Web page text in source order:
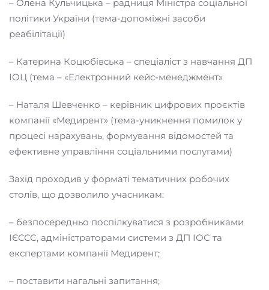
– Олена Кульчицька – радниця Міністра соціальної
політики України (тема-допоміжні засоби
реабілітації)
– Катерина Коцюбівська – спеціаліст з навчання ДП
ІОЦ (тема – «Електронний кейс-менеджмент»
– Наталя Шевченко – керівник цифрових проєктів
компанії «Медирент» (тема-уникнення помилок у
процесі нарахувань, формування відомостей та
ефективне управління соціальними послугами)
Захід проходив у форматі тематичних робочих
столів, що дозволило учасникам:
– безпосередньо поспілкуватися з розробниками
ІЄССС, адміністраторами системи з ДП ІОС та
експертами компанії Медирент;
– поставити нагальні запитання;